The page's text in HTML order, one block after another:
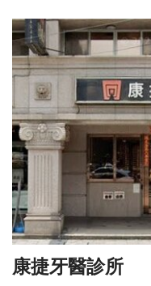
康捷牙醫診所